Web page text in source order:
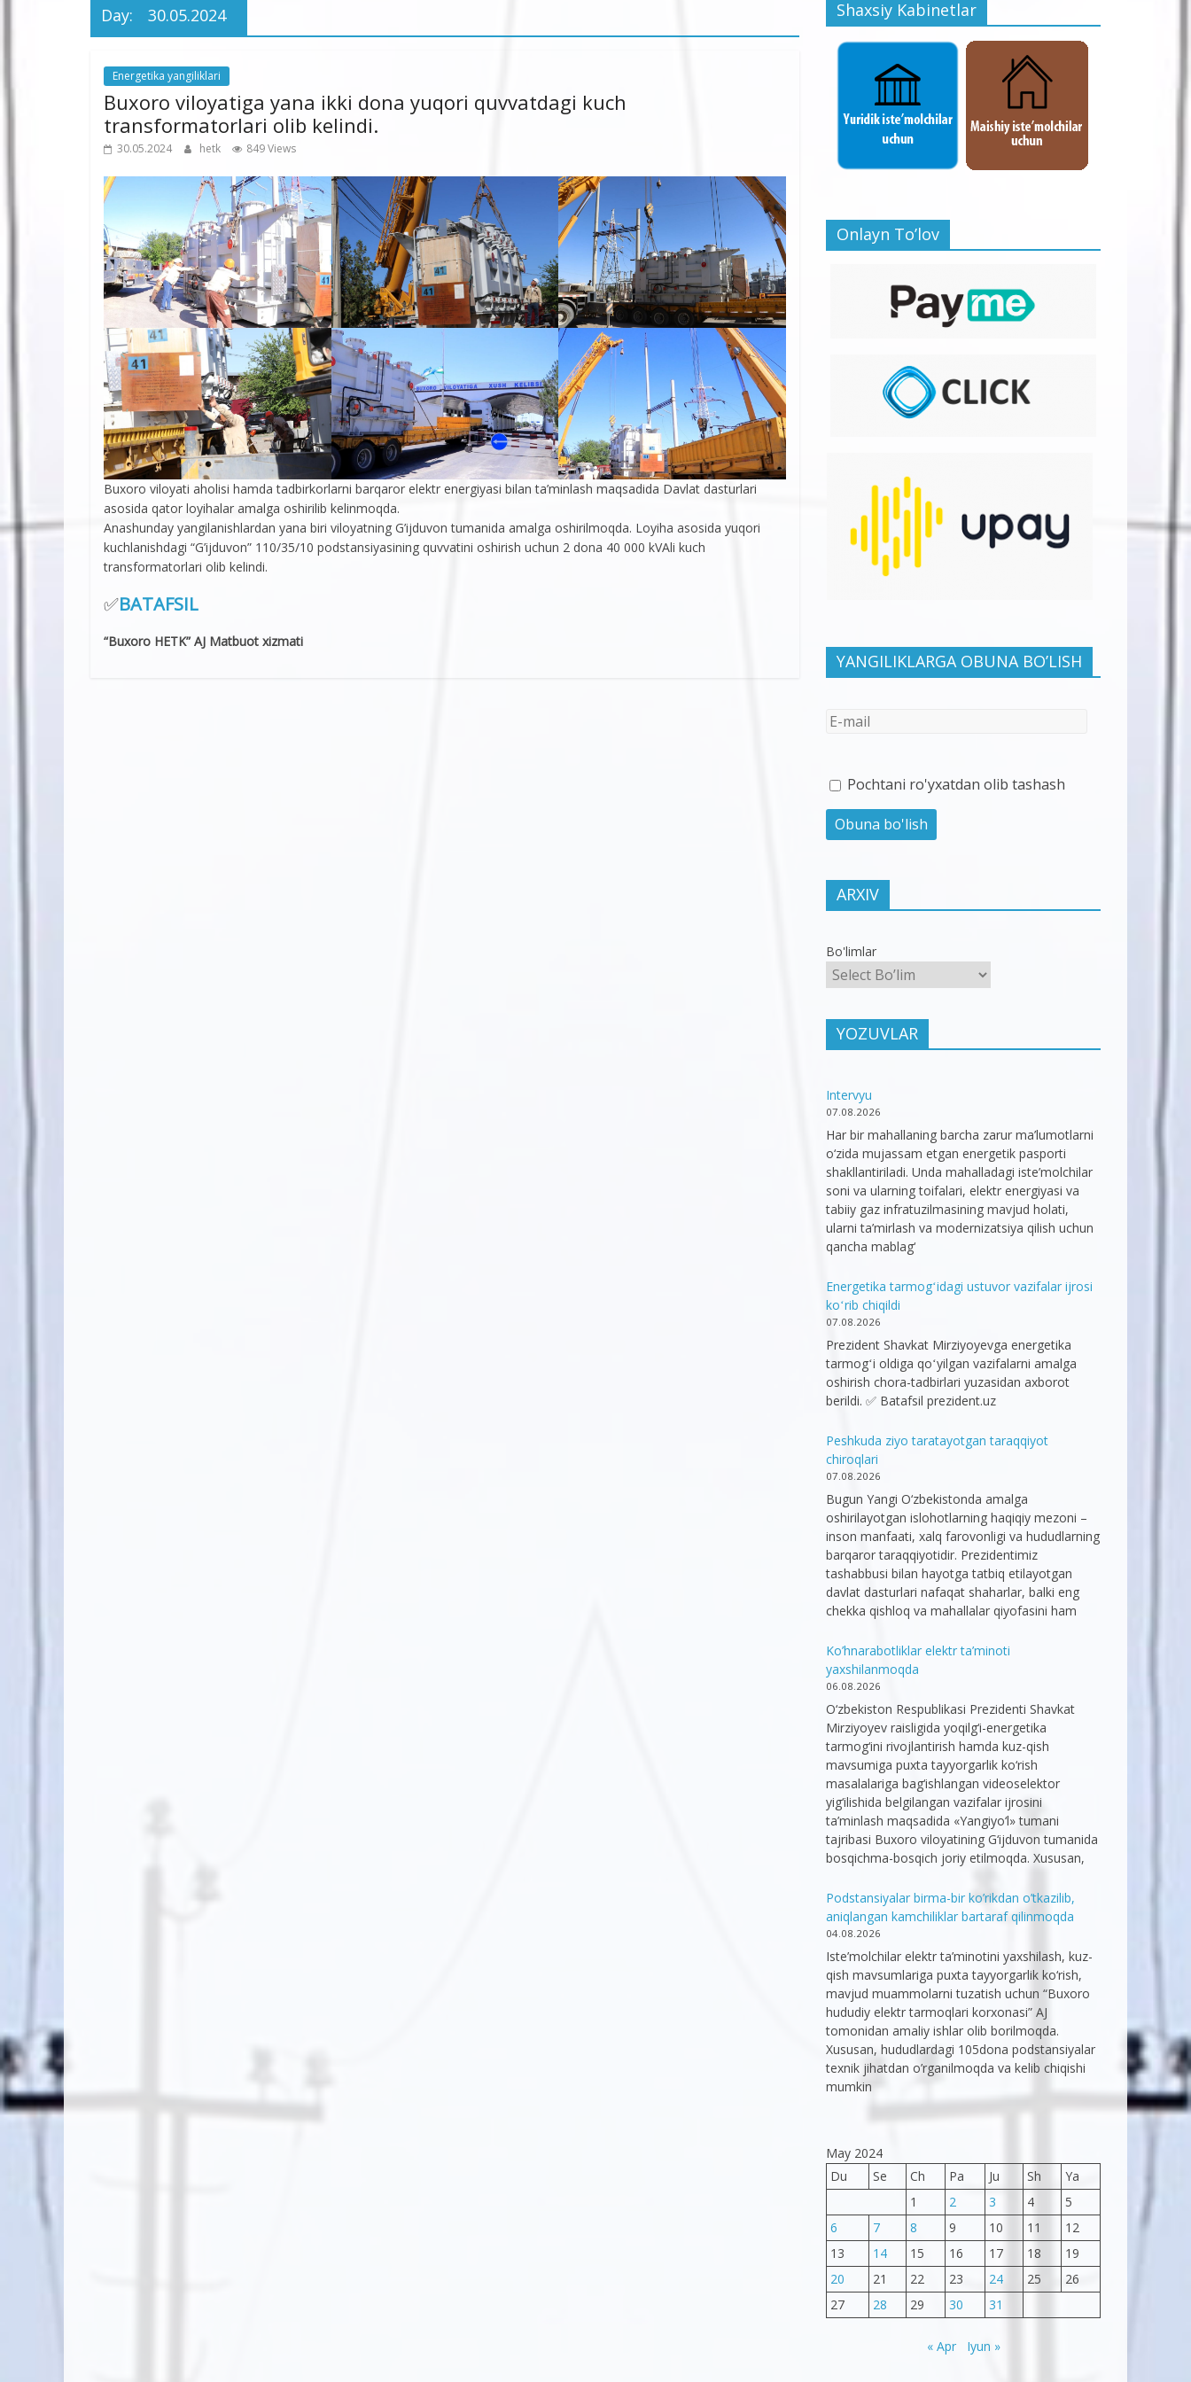
Day: 30.05.2024
Energetika yangiliklari
Buxoro viloyatiga yana ikki dona yuqori quvvatdagi kuch
transformatorlari olib kelindi.
30.05.2024 hetk 849 Views
Buxoro viloyati aholisi hamda tadbirkorlarni barqaror elektr energiyasi bilan ta’minlash maqsadida Davlat dasturlari
asosida qator loyihalar amalga oshirilib kelinmoqda.
Anashunday yangilanishlardan yana biri viloyatning G’ijduvon tumanida amalga oshirilmoqda. Loyiha asosida yuqori
kuchlanishdagi “G’ijduvon” 110/35/10 podstansiyasining quvvatini oshirish uchun 2 dona 40 000 kVAli kuch
transformatorlari olib kelindi.
✅BATAFSIL
“Buxoro HETK” AJ Matbuot xizmati
Shaxsiy Kabinetlar
Onlayn To’lov
YANGILIKLARGA OBUNA BO’LISH
Pochtani ro'yxatdan olib tashash
ARXIV
Bo'limlar
YOZUVLAR
Intervyu
07.08.2026
Har bir mahallaning barcha zarur ma’lumotlarni
o‘zida mujassam etgan energetik pasporti
shakllantiriladi. Unda mahalladagi iste’molchilar
soni va ularning toifalari, elektr energiyasi va
tabiiy gaz infratuzilmasining mavjud holati,
ularni ta’mirlash va modernizatsiya qilish uchun
qancha mablag‘
Energetika tarmogʻidagi ustuvor vazifalar ijrosi
koʻrib chiqildi
07.08.2026
Prezident Shavkat Mirziyoyevga energetika
tarmogʻi oldiga qoʻyilgan vazifalarni amalga
oshirish chora-tadbirlari yuzasidan axborot
berildi. ✅ Batafsil prezident.uz
Peshkuda ziyo taratayotgan taraqqiyot
chiroqlari
07.08.2026
Bugun Yangi O‘zbekistonda amalga
oshirilayotgan islohotlarning haqiqiy mezoni –
inson manfaati, xalq farovonligi va hududlarning
barqaror taraqqiyotidir. Prezidentimiz
tashabbusi bilan hayotga tatbiq etilayotgan
davlat dasturlari nafaqat shaharlar, balki eng
chekka qishloq va mahallalar qiyofasini ham
Ko’hnarabotliklar elektr ta’minoti
yaxshilanmoqda
06.08.2026
O‘zbekiston Respublikasi Prezidenti Shavkat
Mirziyoyev raisligida yoqilg‘i-energetika
tarmog‘ini rivojlantirish hamda kuz-qish
mavsumiga puxta tayyorgarlik ko‘rish
masalalariga bag‘ishlangan videoselektor
yig‘ilishida belgilangan vazifalar ijrosini
ta’minlash maqsadida «Yangiyo‘l» tumani
tajribasi Buxoro viloyatining G‘ijduvon tumanida
bosqichma-bosqich joriy etilmoqda. Xususan,
Podstansiyalar birma-bir ko’rikdan o’tkazilib,
aniqlangan kamchiliklar bartaraf qilinmoqda
04.08.2026
Iste’molchilar elektr ta’minotini yaxshilash, kuz-
qish mavsumlariga puxta tayyorgarlik ko‘rish,
mavjud muammolarni tuzatish uchun “Buxoro
hududiy elektr tarmoqlari korxonasi” AJ
tomonidan amaliy ishlar olib borilmoqda.
Xususan, hududlardagi 105dona podstansiyalar
texnik jihatdan o’rganilmoqda va kelib chiqishi
mumkin
May 2024
Du
Se Ch Pa Ju Sh
Ya
1
2 3 4
5
6
7 8 9 10 11
12
13
14 15 16 17 18
19
20
21 22 23 24 25
26
27
28 29 30 31
« Apr Iyun »